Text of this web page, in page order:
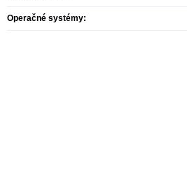
Operačné systémy: